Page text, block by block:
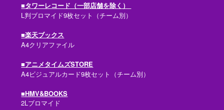
■タワーレコード（一部店舗を除く）
L判ブロマイド9枚セット（チーム別）
■楽天ブックス
A4クリアファイル
■アニメタイムズSTORE
A4ビジュアルカード9枚セット（チーム別）
■HMV&BOOKS
2Lブロマイド